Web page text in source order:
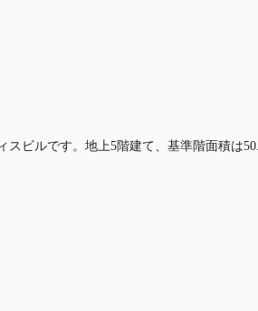
ビルです。地上5階建て、基準階面積は